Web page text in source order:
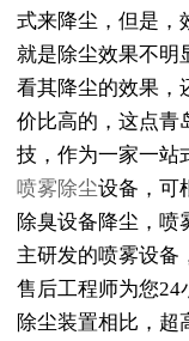
式来降尘，但是，
就是除尘效果不明
看其降尘的效果，
价比高的，这点青
技，作为一家一站
喷雾除尘设备，可
除臭设备降尘，喷
主研发的喷雾设备
售后工程师为您24
除尘装置相比，超